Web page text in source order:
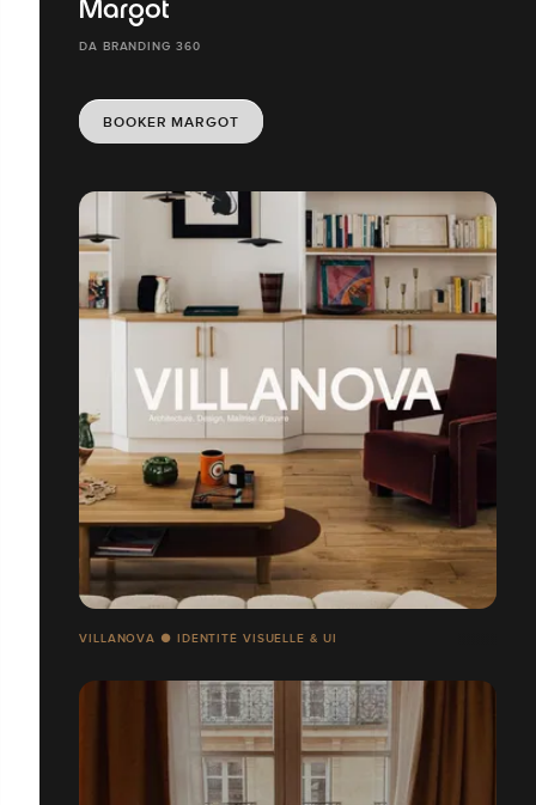
Margot
DA BRANDING 360
BOOKER MARGOT
VILLANOVA ● IDENTITÉ VISUELLE & UI